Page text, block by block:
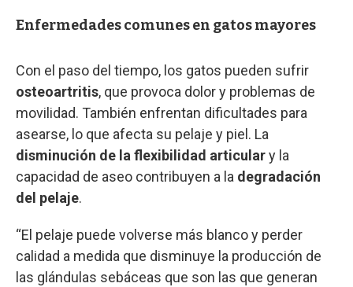
Enfermedades comunes en gatos mayores
Con el paso del tiempo, los gatos pueden sufrir
osteoartritis, que provoca dolor y problemas de
movilidad. También enfrentan dificultades para
asearse, lo que afecta su pelaje y piel. La
disminución de la flexibilidad articulary la
capacidad de aseo contribuyen a la degradación
del pelaje.
“El pelaje puede volverse más blanco y perder
calidad a medida que disminuye la producción de
las glándulas sebáceas que son las que generan